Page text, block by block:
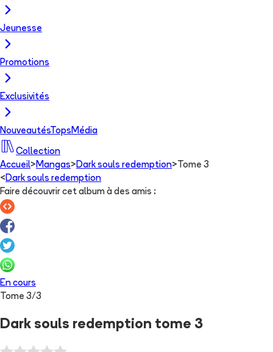
Jeunesse
Promotions
Exclusivités
NouveautésTops Média
Collection
Accueil> Mangas> Dark souls redemption> Tome 3
< Dark souls redemption
Faire découvrir cet album à des amis :
En cours
Tome 3/3
Dark souls redemption tome 3